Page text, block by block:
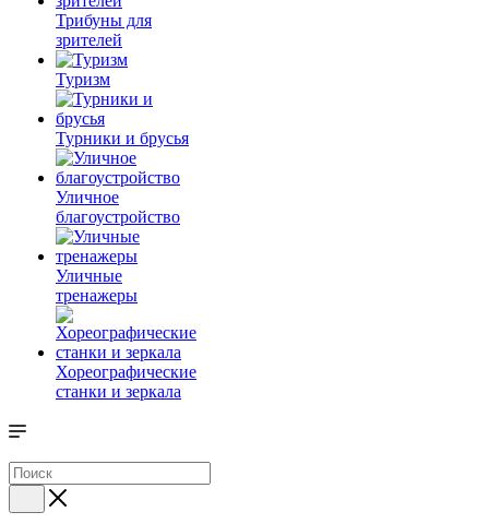
Трибуны для
зрителей
Туризм
Турники и брусья
Уличное
благоустройство
Уличные
тренажеры
Хореографические
станки и зеркала